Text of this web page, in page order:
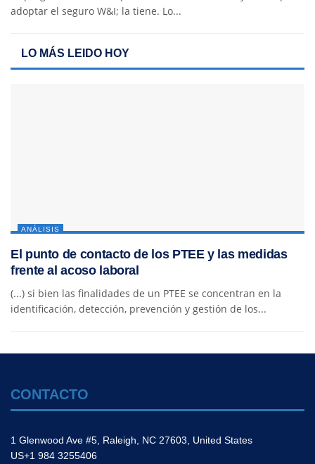
adoptar el seguro W&I; la tiene. Lo...
LO MÁS LEIDO HOY
ANÁLISIS
El punto de contacto de los PTEE y las medidas
frente al acoso laboral
(...) si bien las finalidades de un PTEE se concentran en la
identificación, detección, prevención y gestión de los...
CONTACTO
1 Glenwood Ave #5, Raleigh, NC 27603, United States
US+1 984 3255406